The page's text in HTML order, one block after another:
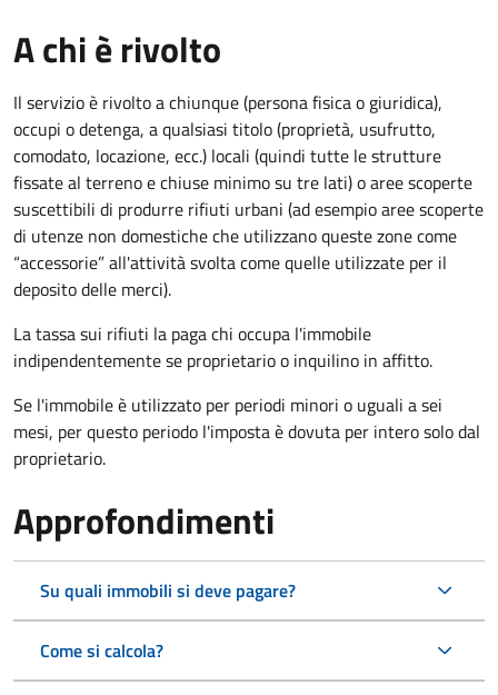
A chi è rivolto
Il servizio è rivolto a chiunque (persona fisica o giuridica),
occupi o detenga, a qualsiasi titolo (proprietà, usufrutto,
comodato, locazione, ecc.) locali (quindi tutte le strutture
fissate al terreno e chiuse minimo su tre lati) o aree scoperte
suscettibili di produrre rifiuti urbani (ad esempio aree scoperte
di utenze non domestiche che utilizzano queste zone come
“accessorie” all'attività svolta come quelle utilizzate per il
deposito delle merci).
La tassa sui rifiuti la paga chi occupa l'immobile
indipendentemente se proprietario o inquilino in affitto.
Se l'immobile è utilizzato per periodi minori o uguali a sei
mesi, per questo periodo l'imposta è dovuta per intero solo dal
proprietario.
Approfondimenti
Su quali immobili si deve pagare?
Come si calcola?